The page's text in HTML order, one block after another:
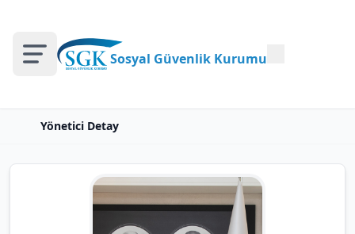
Sosyal Güvenlik Kurumu
Yönetici Detay